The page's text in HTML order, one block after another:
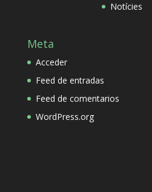
Notícies
Meta
Acceder
Feed de entradas
Feed de comentarios
WordPress.org